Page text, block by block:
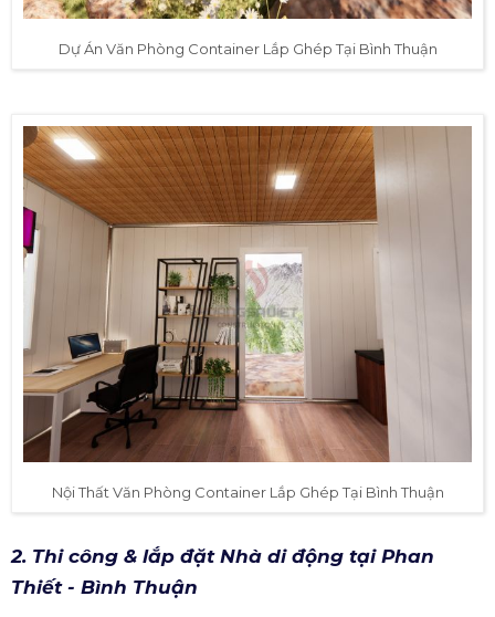
Dự Án Văn Phòng Container Lắp Ghép Tại Bình Thuận
Nội Thất Văn Phòng Container Lắp Ghép Tại Bình Thuận
2. Thi công & lắp đặt Nhà di động tại Phan
Thiết - Bình Thuận